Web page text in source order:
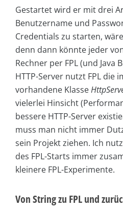
Gestartet wird er mit drei
Benutzername und
Credentials zu starten,
denn dann könnte jeder
Rechner per FPL (und Java
HTTP-Server nutzt FPL die
vorhandene Klasse
vielerlei Hinsicht
bessere HTTP-Server
muss man nicht immer
sein Projekt ziehen. Ich
des FPL-Starts immer
kleinere FPL-Experimente.
Von String zu FPL und